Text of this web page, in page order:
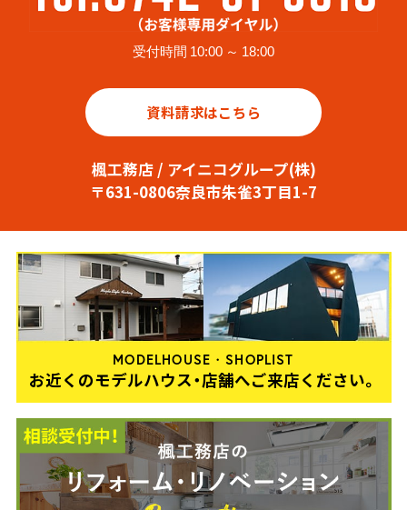
受付時間 10:00 ～ 18:00
資料請求はこちら
楓工務店 / アイニコグループ(株)
〒631-0806奈良市朱雀3丁目1-7
MODELHOUSE・SHOPLIST
お近くのモデルハウス・店舗へご来店ください。